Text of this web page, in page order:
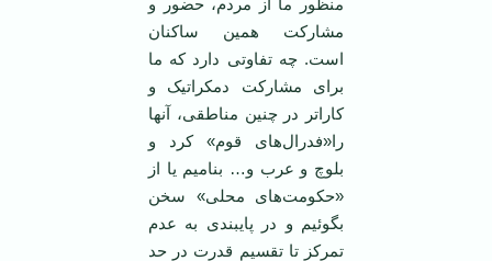
منظور ما از مردم، حضور و
مشارکت همين ساکنان
است. چه تفاوتی دارد که ما
برای مشارکت دمکراتيک و
کاراتر در چنين مناطقی، آنها
را«فدرال‌های قوم» کرد و
بلوچ و عرب و… بناميم يا از
«حکومت‌های محلی» سخن
بگوئيم و در پايبندی به عدم
تمرکز تا تقسيم قدرت در حد